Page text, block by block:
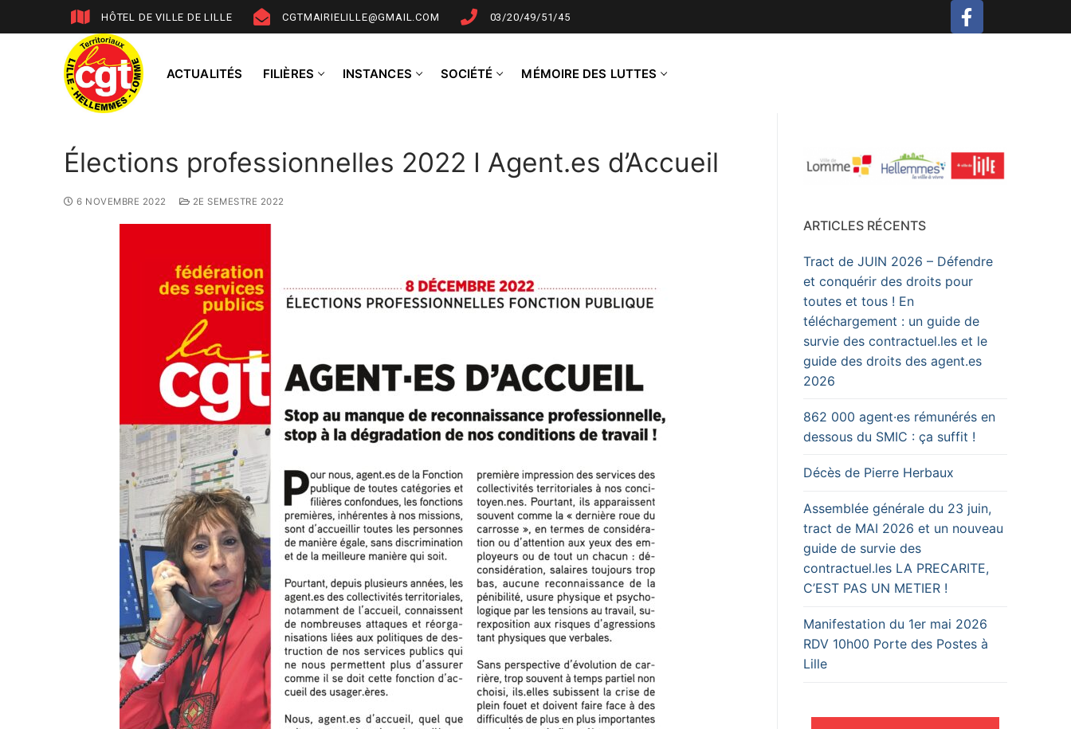
HÔTEL DE VILLE DE LILLE CGTMAIRIELILLE@GMAIL.COM 03/20/49/51/45
ACTUALITÉS FILIÈRES INSTANCES SOCIÉTÉ MÉMOIRE DES LUTTES
Élections professionnelles 2022 I Agent.es d’Accueil
6 NOVEMBRE 2022 2E SEMESTRE 2022
ARTICLES RÉCENTS
Tract de JUIN 2026 – Défendre
et conquérir des droits pour
toutes et tous ! En
téléchargement : un guide de
survie des contractuel.les et le
guide des droits des agent.es
2026
862 000 agent·es rémunérés en
dessous du SMIC : ça suffit !
Décès de Pierre Herbaux
Assemblée générale du 23 juin,
tract de MAI 2026 et un nouveau
guide de survie des
contractuel.les LA PRECARITE,
C’EST PAS UN METIER !
Manifestation du 1er mai 2026
RDV 10h00 Porte des Postes à
Lille